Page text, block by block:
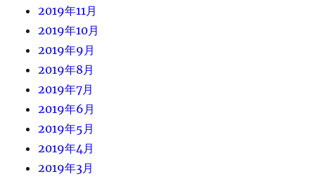
2019年11月
2019年10月
2019年9月
2019年8月
2019年7月
2019年6月
2019年5月
2019年4月
2019年3月